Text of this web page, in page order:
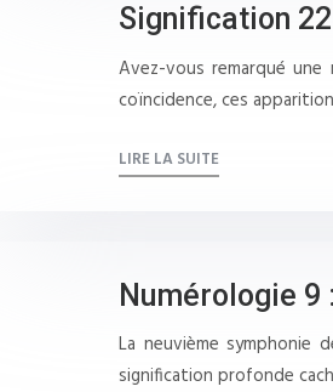
Signification
Avez-vous remarqué
coïncidence, ces
LIRE LA SUITE
Numérologie
La neuvième symphonie
signification profonde